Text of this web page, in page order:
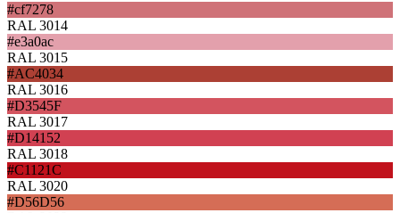
#cf7278
RAL 3014
#e3a0ac
RAL 3015
#AC4034
RAL 3016
#D3545F
RAL 3017
#D14152
RAL 3018
#C1121C
RAL 3020
#D56D56